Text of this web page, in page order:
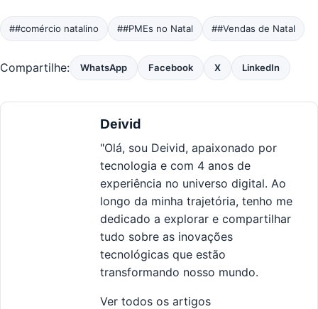
##comércio natalino ##PMEs no Natal ##Vendas de Natal
Compartilhe: WhatsApp Facebook X LinkedIn
Deivid
"Olá, sou Deivid, apaixonado por
tecnologia e com 4 anos de
experiência no universo digital. Ao
longo da minha trajetória, tenho me
dedicado a explorar e compartilhar
tudo sobre as inovações
tecnológicas que estão
transformando nosso mundo.
Ver todos os artigos